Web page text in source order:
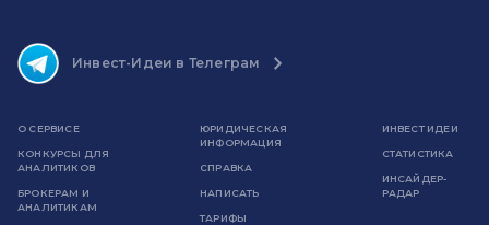
Инвест-Идеи в Телеграм
О СЕРВИСЕ
КОНКУРСЫ ДЛЯ
АНАЛИТИКОВ
БРОКЕРАМ И
АНАЛИТИКАМ
ЮРИДИЧЕСКАЯ
ИНФОРМАЦИЯ
СПРАВКА
НАПИСАТЬ
ТАРИФЫ
ИНВЕСТ ИДЕИ
СТАТИСТИКА
ИНСАЙДЕР-
РАДАР